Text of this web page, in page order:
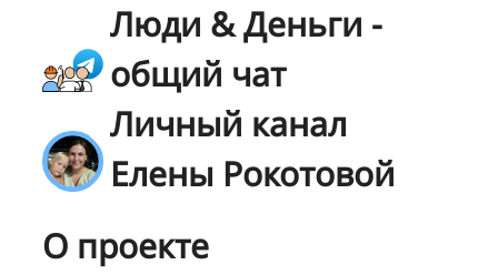
Люди & Деньги -
общий чат
Личный канал
Елены Рокотовой
О проекте